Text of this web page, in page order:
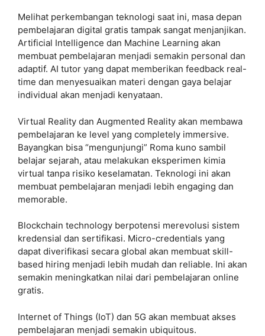
Melihat perkembangan teknologi saat ini, masa depan
pembelajaran digital gratis tampak sangat menjanjikan.
Artificial Intelligence dan Machine Learning akan
membuat pembelajaran menjadi semakin personal dan
adaptif. AI tutor yang dapat memberikan feedback real-
time dan menyesuaikan materi dengan gaya belajar
individual akan menjadi kenyataan.
Virtual Reality dan Augmented Reality akan membawa
pembelajaran ke level yang completely immersive.
Bayangkan bisa “mengunjungi” Roma kuno sambil
belajar sejarah, atau melakukan eksperimen kimia
virtual tanpa risiko keselamatan. Teknologi ini akan
membuat pembelajaran menjadi lebih engaging dan
memorable.
Blockchain technology berpotensi merevolusi sistem
kredensial dan sertifikasi. Micro-credentials yang
dapat diverifikasi secara global akan membuat skill-
based hiring menjadi lebih mudah dan reliable. Ini akan
semakin meningkatkan nilai dari pembelajaran online
gratis.
Internet of Things (IoT) dan 5G akan membuat akses
pembelajaran menjadi semakin ubiquitous.